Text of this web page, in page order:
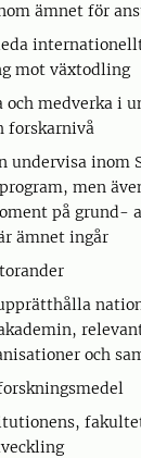
ämnet för
mot växtodling
och medverka i
forskarnivå
undervisa inom
men
på grund-
ämnet ingår
och